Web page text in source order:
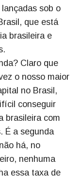
sob o
que está
brasileira e
Claro que
o nosso maior
no Brasil,
conseguir
brasileira com
É a segunda
há, no
nenhuma
essa taxa de